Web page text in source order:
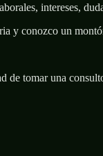
intereses,
y conozco un
tomar una